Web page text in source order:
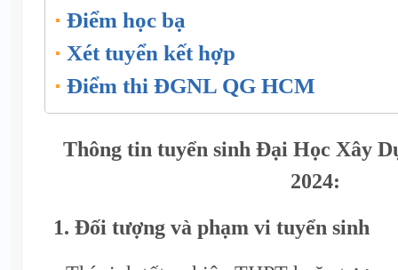
Điểm học bạ
Xét tuyển kết hợp
Điểm thi ĐGNL QG HCM
Thông tin tuyển sinh Đại Học Xây
2024:
1. Đối tượng và phạm vi tuyển sinh